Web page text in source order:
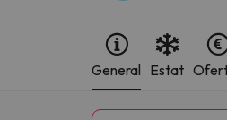
General Estat